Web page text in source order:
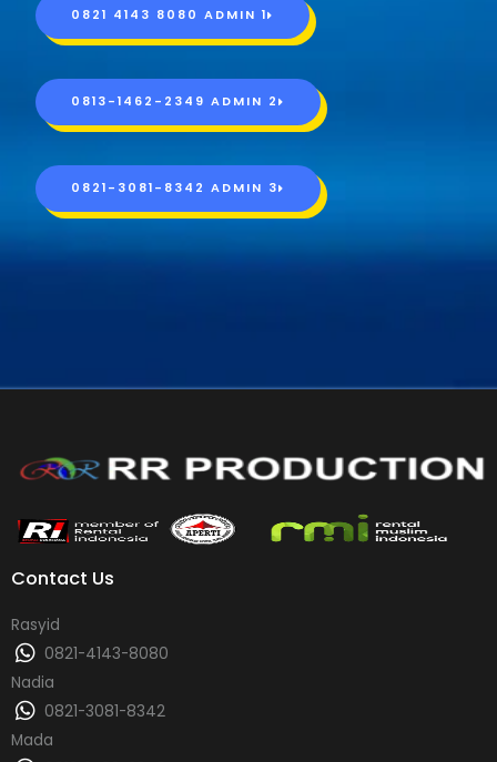
0821 4143 8080 ADMIN 1
0813-1462-2349 ADMIN 2
0821-3081-8342 ADMIN 3
Contact Us
Rasyid
0821-4143-8080
Nadia
0821-3081-8342
Mada